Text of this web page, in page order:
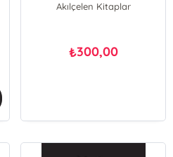
Pınar Aydın O’Dwyer
Akılçelen Kitaplar
₺300,00